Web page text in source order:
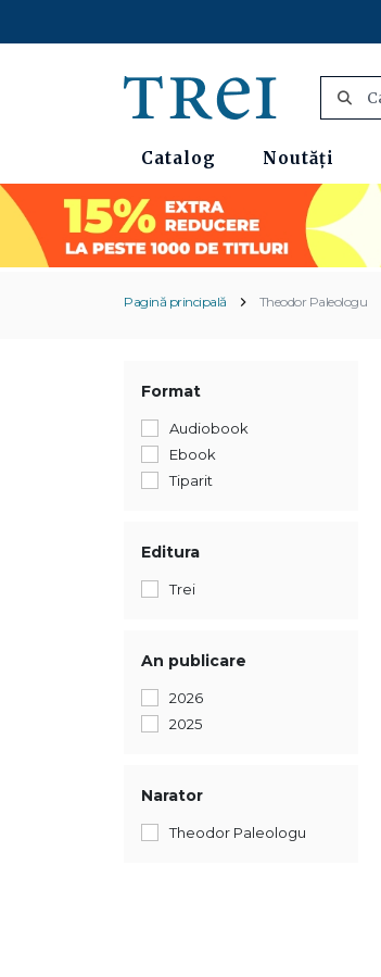
Catalog Noutăți
Pagină principală Theodor Paleologu
Format
Audiobook
Ebook
Tiparit
Editura
Trei
An publicare
2026
2025
Narator
Theodor Paleologu